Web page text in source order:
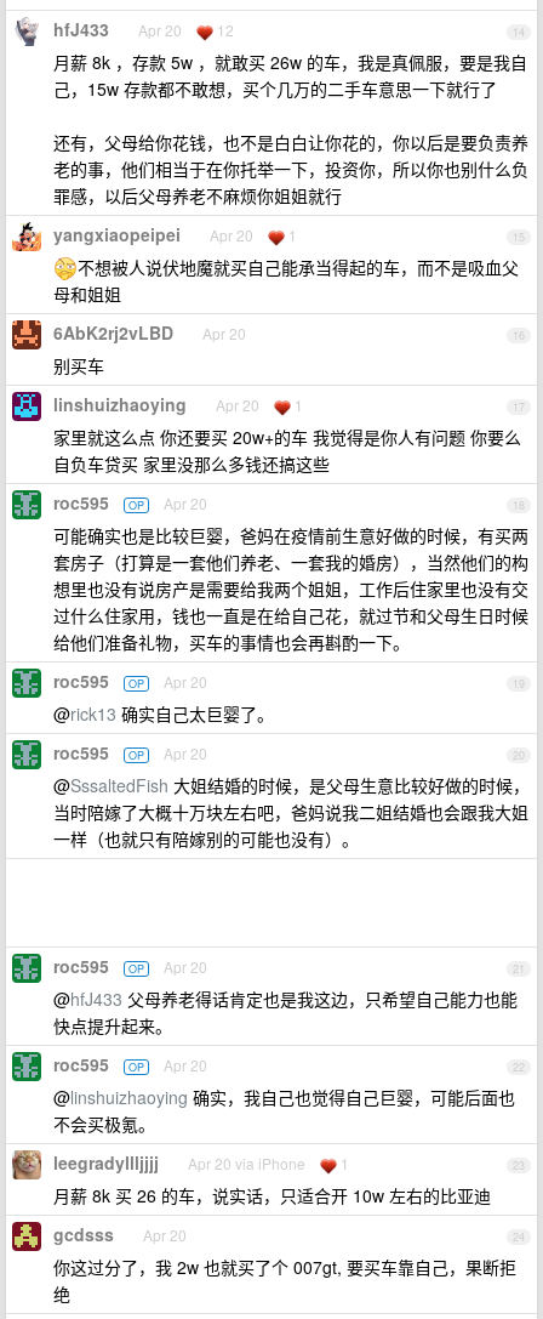
14
hfJ433 Apr 20 12
月薪 8k ，存款 5w ，就敢买 26w 的车，我是真佩服，要是我自
己，15w 存款都不敢想，买个几万的二手车意思一下就行了
还有，父母给你花钱，也不是白白让你花的，你以后是要负责养
老的事，他们相当于在你托举一下，投资你，所以你也别什么负
罪感，以后父母养老不麻烦你姐姐就行
15
yangxiaopeipei Apr 20 1
不想被人说伏地魔就买自己能承当得起的车，而不是吸血父
母和姐姐
16
6AbK2rj2vLBD Apr 20
别买车
17
linshuizhaoying Apr 20 1
家里就这么点 你还要买 20w+的车 我觉得是你人有问题 你要么
自负车贷买 家里没那么多钱还搞这些
18
roc595 OP Apr 20
可能确实也是比较巨婴，爸妈在疫情前生意好做的时候，有买两
套房子（打算是一套他们养老、一套我的婚房），当然他们的构
想里也没有说房产是需要给我两个姐姐，工作后住家里也没有交
过什么住家用，钱也一直是在给自己花，就过节和父母生日时候
给他们准备礼物，买车的事情也会再斟酌一下。
19
roc595 OP Apr 20
@rick13 确实自己太巨婴了。
20
roc595 OP Apr 20
@SssaltedFish 大姐结婚的时候，是父母生意比较好做的时候，
当时陪嫁了大概十万块左右吧，爸妈说我二姐结婚也会跟我大姐
一样（也就只有陪嫁别的可能也没有）。
21
roc595 OP Apr 20
@hfJ433 父母养老得话肯定也是我这边，只希望自己能力也能
快点提升起来。
22
roc595 OP Apr 20
@linshuizhaoying 确实，我自己也觉得自己巨婴，可能后面也
不会买极氪。
23
leegradyllljjjj Apr 20 via iPhone 1
月薪 8k 买 26 的车，说实话，只适合开 10w 左右的比亚迪
24
gcdsss Apr 20
你这过分了，我 2w 也就买了个 007gt, 要买车靠自己，果断拒
绝